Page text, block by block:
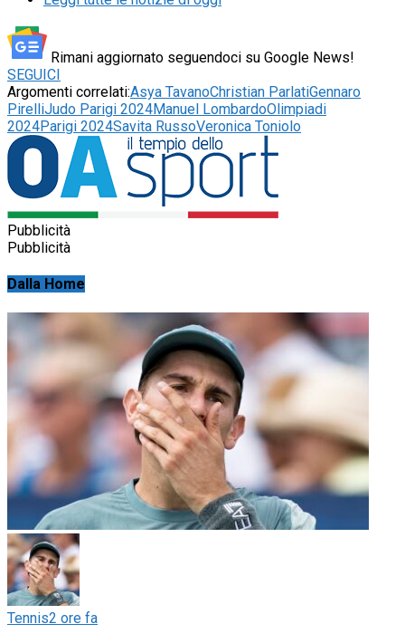
Rimani aggiornato seguendoci su Google News!
SEGUICI
Argomenti correlati:Asya TavanoChristian ParlatiGennaro
PirelliJudo Parigi 2024Manuel LombardoOlimpiadi
2024Parigi 2024Savita RussoVeronica Toniolo
Pubblicità
Pubblicità
Dalla Home
Tennis2 ore fa